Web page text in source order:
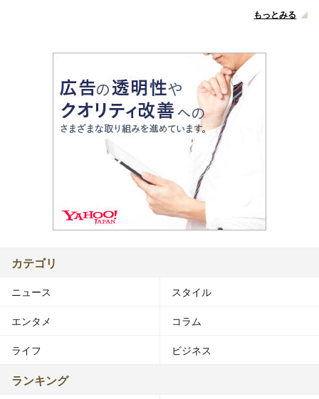
もっとみる
カテゴリ
ニュース スタイル
エンタメ コラム
ライフ ビジネス
ランキング